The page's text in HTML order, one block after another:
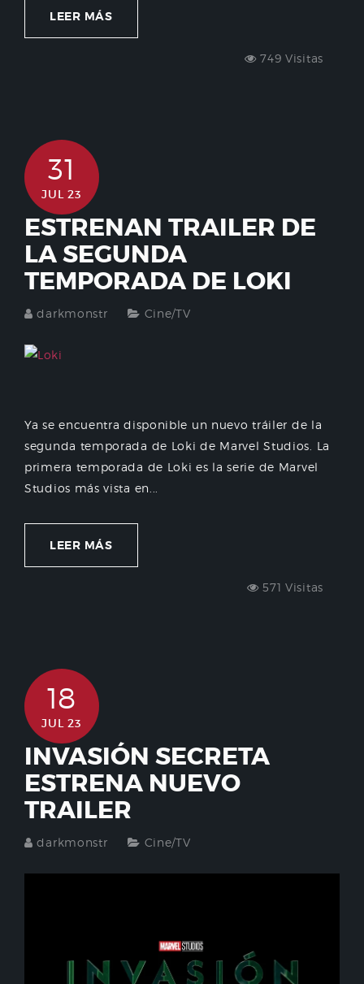
LEER MÁS
749 Visitas
31
JUL 23
ESTRENAN TRAILER DE
LA SEGUNDA
TEMPORADA DE LOKI
darkmonstr Cine/TV
Ya se encuentra disponible un nuevo tráiler de la
segunda temporada de Loki de Marvel Studios. La
primera temporada de Loki es la serie de Marvel
Studios más vista en...
LEER MÁS
571 Visitas
18
JUL 23
INVASIÓN SECRETA
ESTRENA NUEVO
TRAILER
darkmonstr Cine/TV